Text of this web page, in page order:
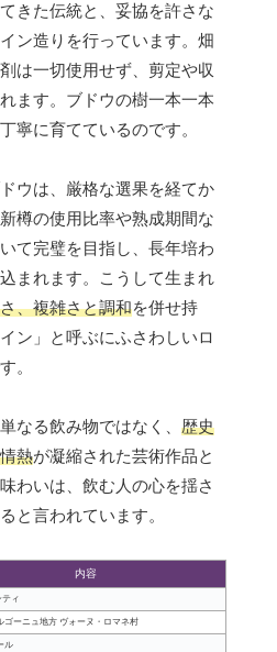
きた伝統と、妥協を許さな
ン造りを行っています。畑
は一切使用せず、剪定や収
ます。ブドウの樹一本一本
寧に育てているのです。
ウは、厳格な選果を経てか
樽の使用比率や熟成期間な
て完璧を目指し、長年培わ
まれます。こうして生まれ
、複雑さと調和を併せ持
ン」と呼ぶにふさわしいロ
。
なる飲み物ではなく、 歴史
熱が凝縮された芸術作品と
わいは、飲む人の心を揺さ
と言われています。
内容
ティ
ゴーニュ地方 ヴォーヌ・ロマネ村
ル